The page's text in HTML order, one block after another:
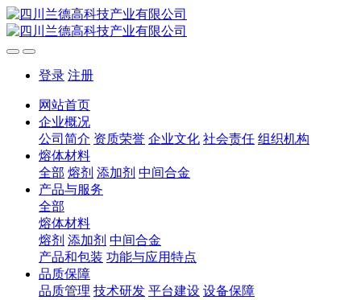
登录 注册
网站首页
企业概况
公司简介 资质荣誉 企业文化 社会责任 组织机构
熔体材料
全部 熔剂 添加剂 中间合金
产品与服务
全部
熔体材料
熔剂 添加剂 中间合金
产品和包装 功能与应用特点
品质保障
品质管理 技术研发 平台建设 设备保障